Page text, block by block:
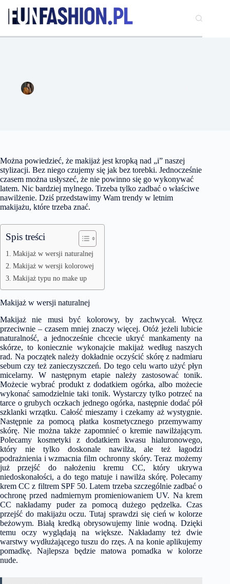
treści
Można powiedzieć, że makijaż jest kropką nad „i” naszej
stylizacji. Bez niego czujemy się jak bez torebki. Jednocześnie
czasem można usłyszeć, że nie powinno się go wykonywać
latem. Nic bardziej mylnego. Trzeba tylko zadbać o właściwe
nawilżenie. Dziś przedstawimy Wam trendy w letnim
makijażu, które trzeba znać.
Spis treści
Makijaż w wersji naturalnej
Makijaż w wersji kolorowej
Makijaż typu no make up
Makijaż w wersji naturalnej
Makijaż nie musi być kolorowy, by zachwycał. Wręcz
przeciwnie – czasem mniej znaczy więcej. Otóż jeżeli lubicie
naturalność, a jednocześnie chcecie ukryć mankamenty na
skórze, to koniecznie wykonajcie makijaż według naszych
rad. Na początek należy dokładnie oczyścić skórę z nadmiaru
sebum czy też zanieczyszczeń. Do tego celu warto użyć płyn
micelarny. W następnym etapie należy zastosować tonik.
Możecie wybrać produkt z dodatkiem ogórka, albo możecie
wykonać samodzielnie taki tonik. Wystarczy tylko potrzeć na
tarce o grubych oczkach jednego ogórka, następnie dodać pół
szklanki wrzątku. Całość mieszamy i czekamy aż wystygnie.
Następnie za pomocą płatka kosmetycznego przemywamy
skórę. Nie można także zapomnieć o kremie nawilżającym.
Polecamy kosmetyki z dodatkiem kwasu hialuronowego,
który nie tylko doskonale nawilża, ale też łagodzi
podrażnienia i wzmacnia film ochronny skóry. Teraz możemy
już przejść do nałożeniu kremu CC, który ukrywa
niedoskonałości, a do tego matuje i nawilża skórę. Polecamy
krem CC z filtrem SPF 50. Latem trzeba szczególnie zadbać o
ochronę przed nadmiernym promieniowaniem UV. Na krem
CC nakładamy puder za pomocą dużego pędzelka. Czas
przejść do makijażu oczu. Tutaj sprawdzi się cień w kolorze
beżowym. Białą kredką obrysowujemy linie wodną. Dzięki
temu oczy wyglądają na większe. Nakładamy też dwie
warstwy wydłużającego tuszu do rzęs. A na konie aplikujemy
pomadkę. Najlepsza będziematowa pomadka w kolorze
nude.